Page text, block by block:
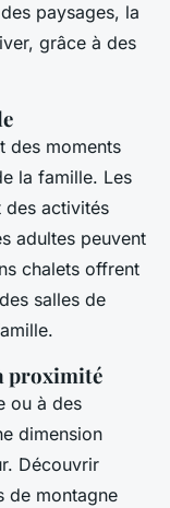
paysages, la
grâce à des
des moments
la famille. Les
activités
adultes peuvent
chalets offrent
salles de
proximité
ou à des
dimension
Découvrir
de montagne